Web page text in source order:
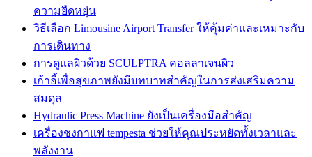
ความยืดหยุ่น
วิธีเลือก Limousine Airport Transfer ให้คุ้มค่าและเหมาะกับ
การเดินทาง
การดูแลผิวด้วย SCULPTRA คอลลาเจนผิว
เก้าอี้เพื่อสุขภาพยังมีบทบาทสำคัญในการส่งเสริมความ
สมดุล
Hydraulic Press Machine ยังเป็นเครื่องมือสำคัญ
เครื่องชงกาแฟ tempesta ช่วยให้คุณประหยัดทั้งเวลาและ
พลังงาน